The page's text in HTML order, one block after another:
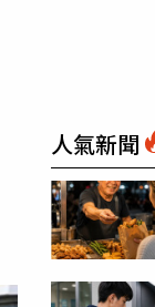
人氣新聞